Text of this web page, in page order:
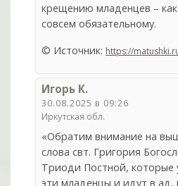
крещению младенцев –
совсем обязательному.
© Источник: https://
Игорь К.
30.08.2025 в 09:26
Иркутская обл.
«Обратим внимание на
слова свт. Григория
Триоди Постной, которые
эти младенцы и идут в ад,